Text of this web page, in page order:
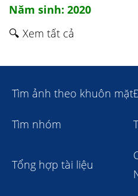
Năm sinh: 2020
🔍 Xem tất cả
Tìm ảnh theo khuôn mặt
Tìm nhóm
Tổng hợp tài liệu